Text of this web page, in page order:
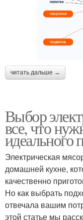
читать дальше →
Выбор
все, что
идеального
Электрическая
домашней кухне,
качественно
Но как выбрать
отвечала вашим
этой статье мы